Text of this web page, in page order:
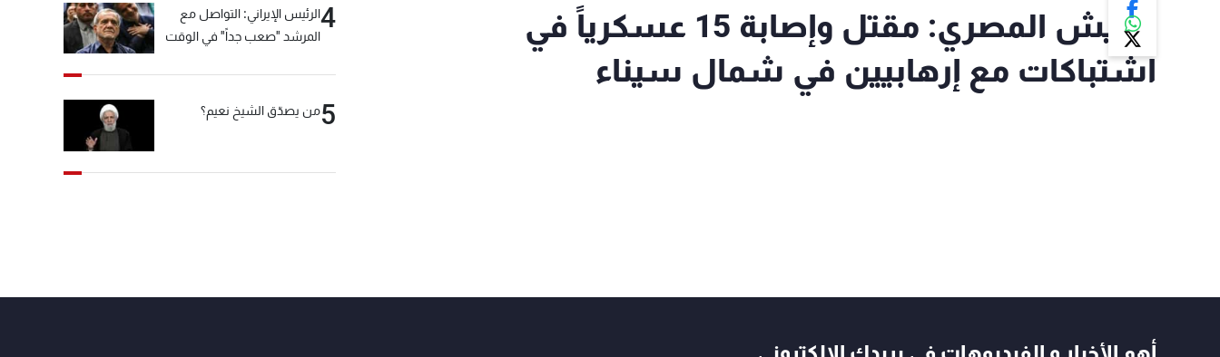
الجيش المصري: مقتل وإصابة 15 عسكرياً في
اشتباكات مع إرهابيين في شمال سيناء
4الرئيس الإيراني: التواصل مع
المرشد "صعب جداً" في الوقت
5من يصدّق الشيخ نعيم؟